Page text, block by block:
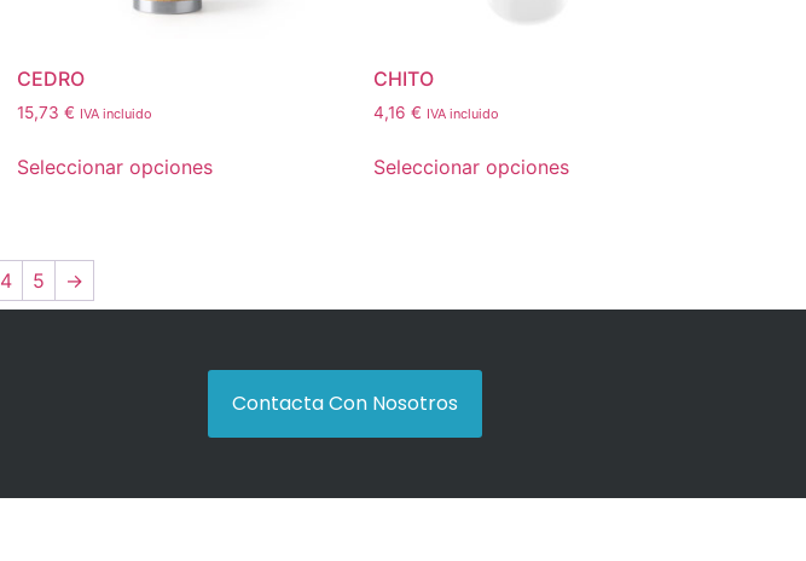
CEDRO
15,73€ IVA incluido
Seleccionar opciones
CHITO
4,16€ IVA incluido
Seleccionar opciones
4 5 →
Contacta Con Nosotros